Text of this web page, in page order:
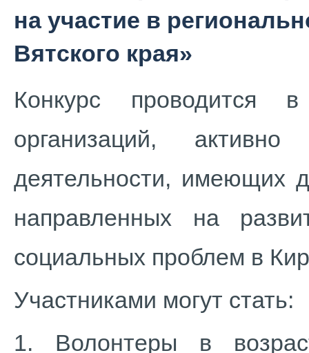
на участие в
Вятского края»
Конкурс проводится
организаций,
деятельности, имеющих
направленных на
социальных проблем в
Участниками могут стать:
1. Волонтеры в